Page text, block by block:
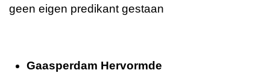
geen eigen predikant gestaan
Gaasperdam Hervormde